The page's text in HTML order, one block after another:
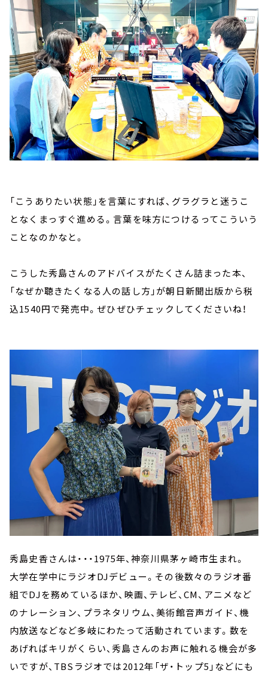
「こうありたい状態」を言葉にすれば、グラグラと迷うこ
となくまっすぐ進める。言葉を味方につけるってこういう
ことなのかなと。
こうした秀島さんのアドバイスがたくさん詰まった本、
「なぜか聴きたくなる人の話し方」が朝日新聞出版から税
込1540円で発売中。ぜひぜひチェックしてくださいね！
秀島史香さんは・・・1975年、神奈川県茅ヶ崎市生まれ。
大学在学中にラジオDJデビュー。その後数々のラジオ番
組でDJを務めているほか、映画、テレビ、CM、アニメなど
のナレーション、プラネタリウム、美術館音声ガイド、機
内放送などなど多岐にわたって活動されています。数を
あげればキリがくらい、秀島さんのお声に触れる機会が多
いですが、TBSラジオでは2012年「ザ・トップ5」などにも